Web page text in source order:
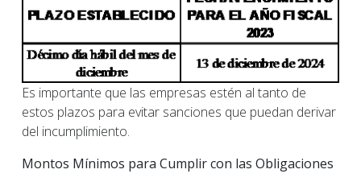
Es importante que las empresas estén al tanto de
estos plazos para evitar sanciones que puedan derivar
del incumplimiento.
Montos Mínimos para Cumplir con las Obligaciones